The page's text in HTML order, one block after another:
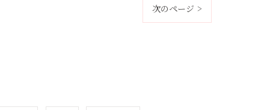
次のページ >